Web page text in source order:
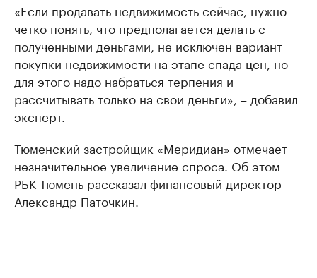
«Если продавать недвижимость сейчас, нужно
четко понять, что предполагается делать с
полученными деньгами, не исключен вариант
покупки недвижимости на этапе спада цен, но
для этого надо набраться терпения и
рассчитывать только на свои деньги», – добавил
эксперт.
Тюменский застройщик «Меридиан» отмечает
незначительное увеличение спроса. Об этом
РБК Тюмень рассказал финансовый директор
Александр Паточкин.